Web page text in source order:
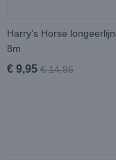
Harry's Horse
8m
€ 9,95 € 14,95